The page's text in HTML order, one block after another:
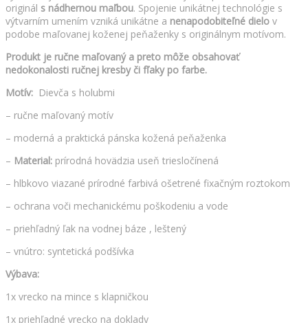
originál s nádhernou maľbou. Spojenie unikátnej technológie s
výtvarním umením vzniká unikátne a nenapodobiteľné dielo v
podobe maľovanej koženej peňaženky s originálnym motívom.
Produkt je ručne maľovaný a preto môže obsahovať
nedokonalosti ručnej kresby či fľaky po farbe.
Motív: Dievča s holubmi
– ručne maľovaný motív
– moderná a praktická pánska kožená peňaženka
– Material: prírodná hovädzia useň triesločínená
– hlbkovo viazané prírodné farbivá ošetrené fixačným roztokom
– ochrana voči mechanickému poškodeniu a vode
– priehľadný ľak na vodnej báze , leštený
– vnútro: syntetická podšívka
Výbava:
1x vrecko na mince s klapničkou
1x priehľadné vrecko na doklady